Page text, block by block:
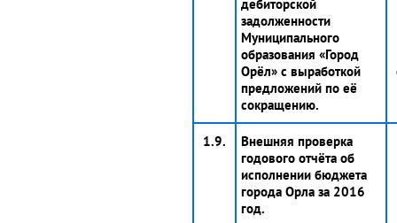
дебиторской
задолженности
Муниципального
образования «Город
Орёл» с выработкой
предложений по её
сокращению.
1.9.
Внешняя проверка
годового отчёта об
исполнении бюджета
города Орла за 2016
год.